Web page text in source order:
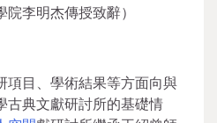
院李明杰傳授致辭）
項目、學術結果等方面向與
古典文獻研討所的基礎情